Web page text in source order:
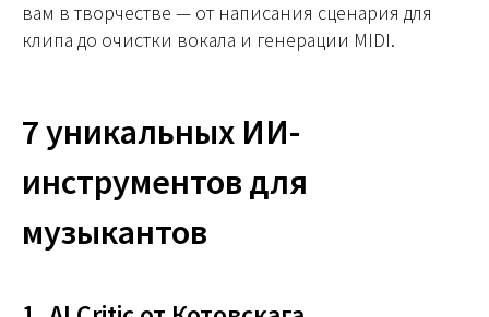
вам в творчестве — от написания сценария для
клипа до очистки вокала и генерации MIDI.
7 уникальных ИИ-
инструментов для
музыкантов